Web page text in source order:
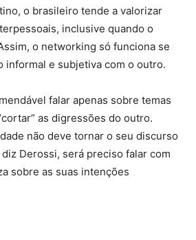
o brasileiro tende a valorizar
inclusive quando o
o networking só funciona se
informal e subjetiva com o outro.
falar apenas sobre temas
as digressões do outro.
não deve tornar o seu discurso
Derossi, será preciso falar com
sobre as suas intenções